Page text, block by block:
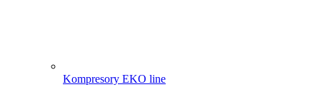
Kompresory EKO line